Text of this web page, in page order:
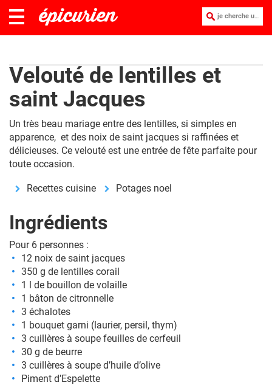
je cherche une recette :
Velouté de lentilles et
saint Jacques
Un très beau mariage entre des lentilles, si simples en
apparence, et des noix de saint jacques si raffinées et
délicieuses. Ce velouté est une entrée de fête parfaite pour
toute occasion.
Recettes cuisine Potages noel
Ingrédients
Pour 6 personnes :
12 noix de saint jacques
350 g de lentilles corail
1 l de bouillon de volaille
1 bâton de citronnelle
3 échalotes
1 bouquet garni (laurier, persil, thym)
3 cuillères à soupe feuilles de cerfeuil
30 g de beurre
3 cuillères à soupe d’huile d’olive
Piment d’Espelette